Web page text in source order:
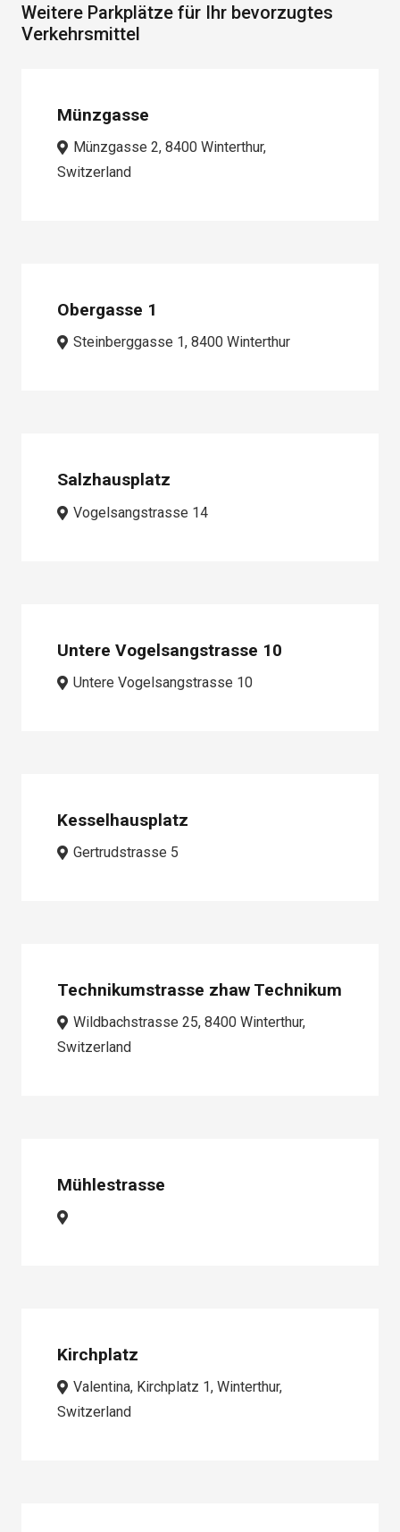
Weitere Parkplätze für Ihr bevorzugtes
Verkehrsmittel
Münzgasse
Münzgasse 2, 8400 Winterthur,
Switzerland
Obergasse 1
Steinberggasse 1, 8400 Winterthur
Salzhausplatz
Vogelsangstrasse 14
Untere Vogelsangstrasse 10
Untere Vogelsangstrasse 10
Kesselhausplatz
Gertrudstrasse 5
Technikumstrasse zhaw Technikum
Wildbachstrasse 25, 8400 Winterthur,
Switzerland
Mühlestrasse
Kirchplatz
Valentina, Kirchplatz 1, Winterthur,
Switzerland